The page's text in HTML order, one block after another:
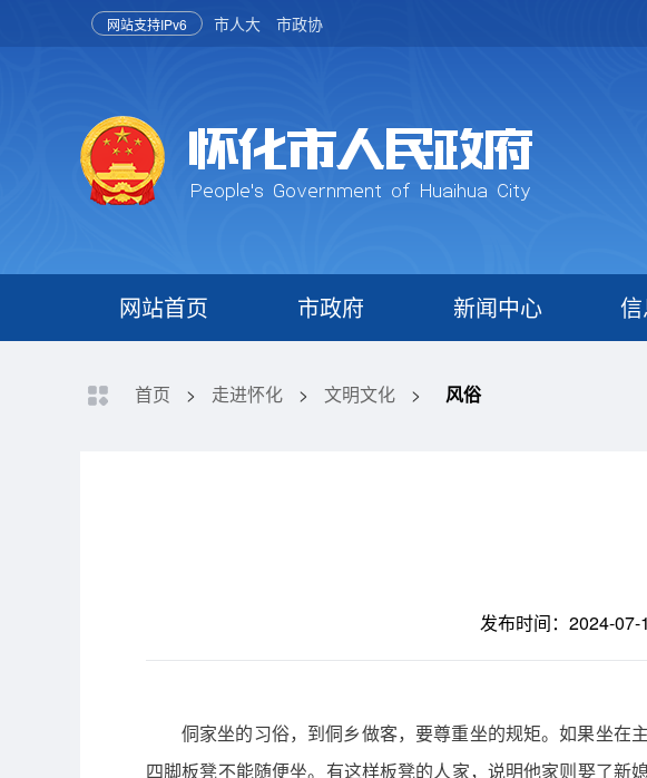
网站支持IPv6 市人大 市政协
网站首页 市政府 新闻中心
首页 > 走进怀化 > 文明文化 > 风俗
发布时间：2024-07-
侗家坐的习俗，到侗乡做客，要尊重坐的规矩。如果坐在
四脚板凳不能随便坐。有这样板凳的人家，说明他家则娶了